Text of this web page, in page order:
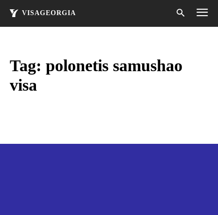
VISAGEORGIA
Tag: polonetis samushao
visa